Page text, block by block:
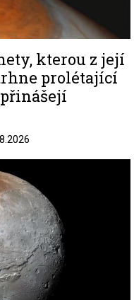
kterou z její
prolétající